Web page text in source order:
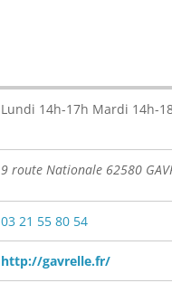
Lundi 14h-17h Mardi 14h-
9 route Nationale 62580
03 21 55 80 54
http://gavrelle.fr/